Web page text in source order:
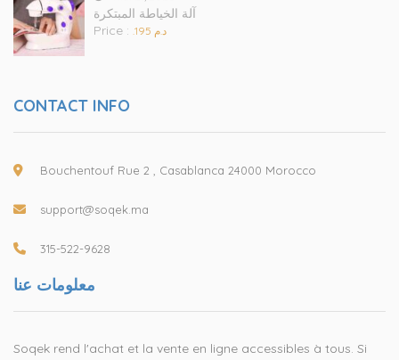
آلة الخياطة المبتكرة
Price :
.د.م 195
CONTACT INFO
Bouchentouf Rue 2 , Casablanca 24000 Morocco
support@soqek.ma
315-522-9628
معلومات عنا
Soqek rend l'achat et la vente en ligne accessibles à tous. Si